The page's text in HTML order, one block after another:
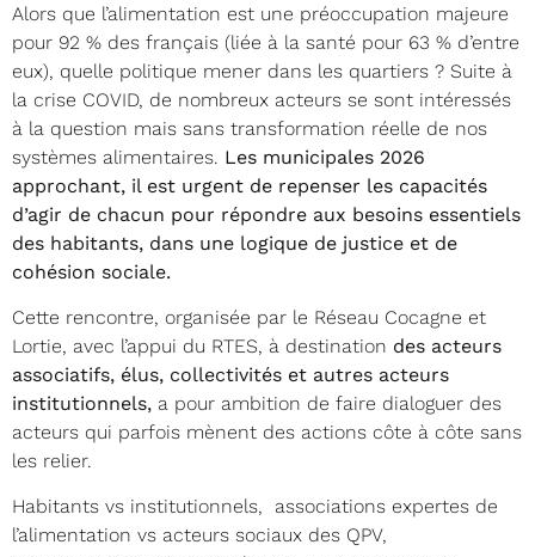
Alors que l’alimentation est une préoccupation majeure
pour 92 % des français (liée à la santé pour 63 % d’entre
eux), quelle politique mener dans les quartiers ? Suite à
la crise COVID, de nombreux acteurs se sont intéressés
à la question mais sans transformation réelle de nos
systèmes alimentaires. Les municipales 2026
approchant, il est urgent de repenser les capacités
d’agir de chacun pour répondre aux besoins essentiels
des habitants, dans une logique de justice et de
cohésion sociale.
Cette rencontre, organisée par le Réseau Cocagne et
Lortie, avec l’appui du RTES, à destination des acteurs
associatifs, élus, collectivités et autres acteurs
institutionnels, a pour ambition de faire dialoguer des
acteurs qui parfois mènent des actions côte à côte sans
les relier.
Habitants vs institutionnels, associations expertes de
l’alimentation vs acteurs sociaux des QPV,